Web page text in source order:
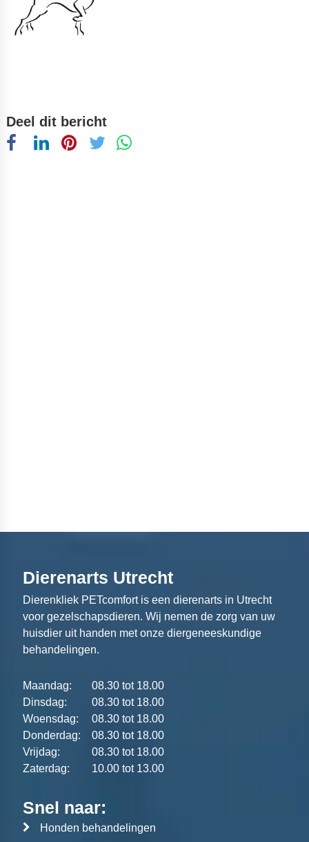
Deel dit bericht
Dierenarts Utrecht
Dierenkliek PETcomfort is een dierenarts in Utrecht
voor gezelschapsdieren. Wij nemen de zorg van uw
huisdier uit handen met onze diergeneeskundige
behandelingen.
Maandag:
08.30 tot 18.00
Dinsdag:
08.30 tot 18.00
Woensdag:
08.30 tot 18.00
Donderdag:
08.30 tot 18.00
Vrijdag:
08.30 tot 18.00
Zaterdag:
10.00 tot 13.00
Snel naar:
Honden behandelingen